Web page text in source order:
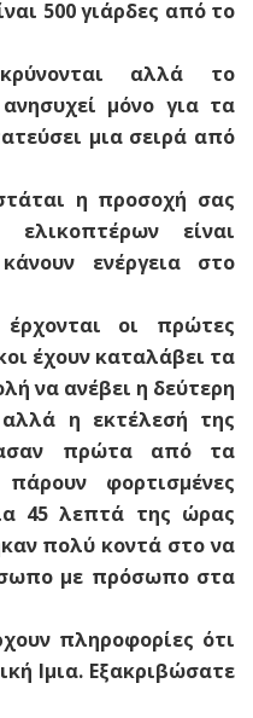
500 γιάρδες από το
αλλά το
μόνο για τα
μια σειρά από
η προσοχή σας
είναι
ενέργεια στο
οι πρώτες
έχουν καταλάβει τα
να ανέβει η δεύτερη
η εκτέλεσή της
πρώτα από τα
φορτισμένες
45 λεπτά της ώρας
πολύ κοντά στο να
με πρόσωπο στα
πληροφορίες ότι
Ιμια. Εξακριβώσατε